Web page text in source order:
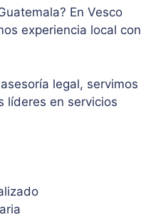
En Vesco
experiencia local con
legal, servimos
líderes en servicios